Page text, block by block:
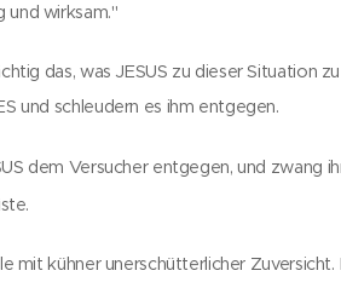
und wirksam."
das, was JESUS zu dieser Situation
und schleudern es ihm entgegen.
dem Versucher entgegen, und zwang
mit kühner unerschütterlicher Zuversicht.